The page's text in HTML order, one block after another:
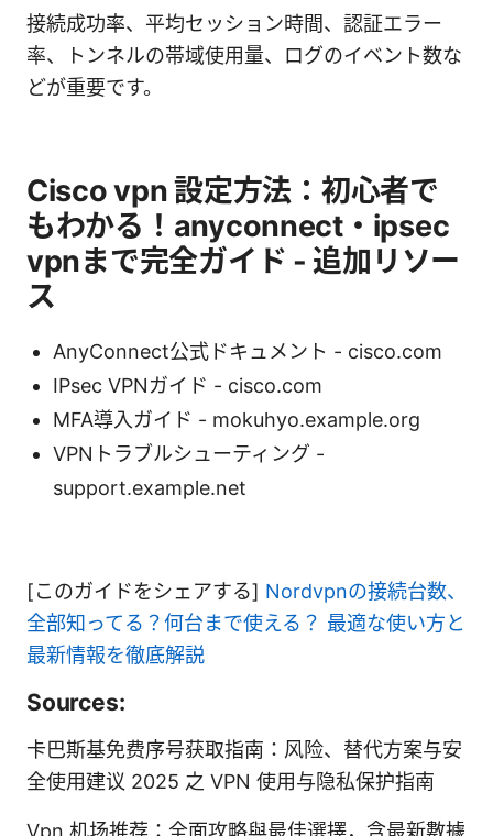
接続成功率、平均セッション時間、認証エラー
率、トンネルの帯域使用量、ログのイベント数な
どが重要です。
Cisco vpn 設定方法：初心者で
もわかる！anyconnect・ipsec
vpnまで完全ガイド - 追加リソー
ス
AnyConnect公式ドキュメント - cisco.com
IPsec VPNガイド - cisco.com
MFA導入ガイド - mokuhyo.example.org
VPNトラブルシューティング -
support.example.net
[このガイドをシェアする] Nordvpnの接続台数、
全部知ってる？何台まで使える？ 最適な使い方と
最新情報を徹底解説
Sources:
卡巴斯基免费序号获取指南：风险、替代方案与安
全使用建议 2025 之 VPN 使用与隐私保护指南
Vpn 机场推荐：全面攻略與最佳選擇，含最新數據